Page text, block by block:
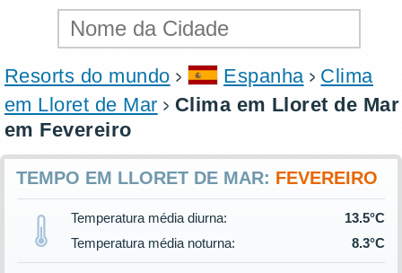
Resorts do mundo Espanha
Clima
em Lloret de Mar
Clima em Lloret de Mar
em Fevereiro
TEMPO EM LLORET DE MAR: FEVEREIRO
Temperatura média diurna:
13.5°C
Temperatura média noturna:
8.3°C